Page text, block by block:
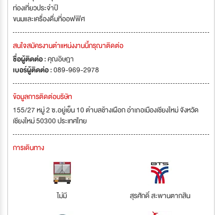
ท่องเที่ยวประจำปี
ขนมและเครื่องดื่มที่ออฟฟิศ
สนใจสมัครงานตำแหน่งงานนี้กรุณาติดต่อ
ชื่อผู้ติดต่อ :คุณอิษฎา
เบอร์ผู้ติดต่อ :089-969-2978
ข้อมูลการติดต่อบริษัท
155/27 หมู่ 2 ซ.อยู่เย็น 10 ตำบลช้างเผือก อำเภอเมืองเชียงใหม่ จังหวัด
เชียงใหม่ 50300 ประเทศไทย
การเดินทาง
ไม่มี สุรศักดิ์ สะพานตากสิน